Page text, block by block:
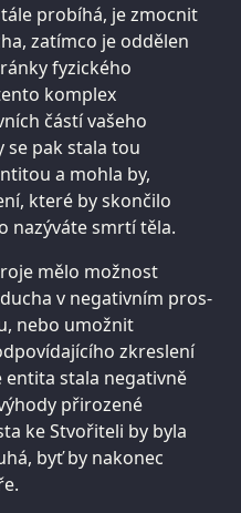
probíhá, je zmocnit
zatímco je oddělen
fyzického
komplex
částí vašeho
se pak stala tou
a mohla by,
které by skončilo
nazýváte smrtí těla.
mělo možnost
v negativním pros-
nebo umožnit
zkreslení
entita stala negativně
přirozené
ke Stvořiteli by byla
byť by nakonec